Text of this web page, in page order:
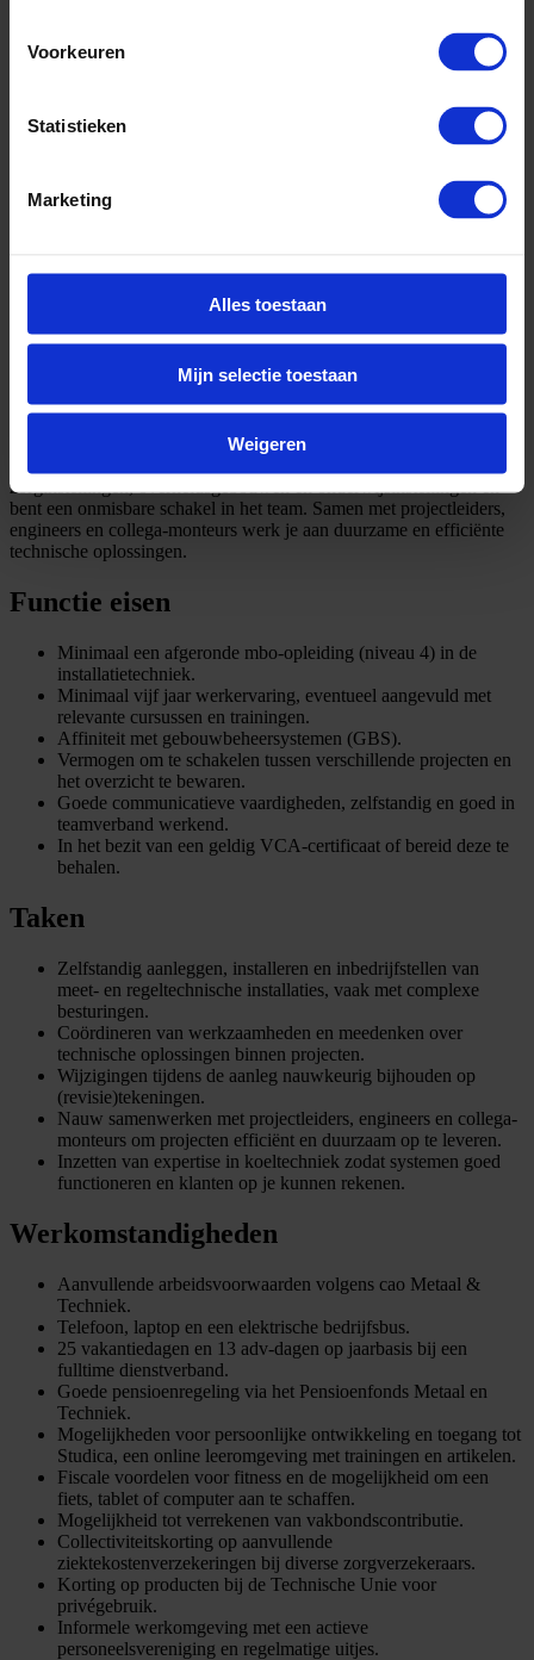
Voorkeuren
Statistieken
Marketing
Alles toestaan
Mijn selectie toestaan
Weigeren
Als monteur meet- en regeltechniek werk je vanuit ons kantoor in
Dokkum binnen een gedreven projectteam aan uitdagende utiliteits-
en industrieprojecten. Je levert vakmanschap bij projecten in
zorginstellingen, overheidsgebouwen en onderwijsinstellingen en
bent een onmisbare schakel in het team. Samen met projectleiders,
engineers en collega-monteurs werk je aan duurzame en efficiënte
technische oplossingen.
Functie eisen
Minimaal een afgeronde mbo-opleiding (niveau 4) in de
installatietechniek.
Minimaal vijf jaar werkervaring, eventueel aangevuld met
relevante cursussen en trainingen.
Affiniteit met gebouwbeheersystemen (GBS).
Vermogen om te schakelen tussen verschillende projecten en
het overzicht te bewaren.
Goede communicatieve vaardigheden, zelfstandig en goed in
teamverband werkend.
In het bezit van een geldig VCA-certificaat of bereid deze te
behalen.
Taken
Zelfstandig aanleggen, installeren en inbedrijfstellen van
meet- en regeltechnische installaties, vaak met complexe
besturingen.
Coördineren van werkzaamheden en meedenken over
technische oplossingen binnen projecten.
Wijzigingen tijdens de aanleg nauwkeurig bijhouden op
(revisie)tekeningen.
Nauw samenwerken met projectleiders, engineers en collega-
monteurs om projecten efficiënt en duurzaam op te leveren.
Inzetten van expertise in koeltechniek zodat systemen goed
functioneren en klanten op je kunnen rekenen.
Werkomstandigheden
Aanvullende arbeidsvoorwaarden volgens cao Metaal &
Techniek.
Telefoon, laptop en een elektrische bedrijfsbus.
25 vakantiedagen en 13 adv-dagen op jaarbasis bij een
fulltime dienstverband.
Goede pensioenregeling via het Pensioenfonds Metaal en
Techniek.
Mogelijkheden voor persoonlijke ontwikkeling en toegang tot
Studica, een online leeromgeving met trainingen en artikelen.
Fiscale voordelen voor fitness en de mogelijkheid om een
fiets, tablet of computer aan te schaffen.
Mogelijkheid tot verrekenen van vakbondscontributie.
Collectiviteitskorting op aanvullende
ziektekostenverzekeringen bij diverse zorgverzekeraars.
Korting op producten bij de Technische Unie voor
privégebruik.
Informele werkomgeving met een actieve
personeelsvereniging en regelmatige uitjes.